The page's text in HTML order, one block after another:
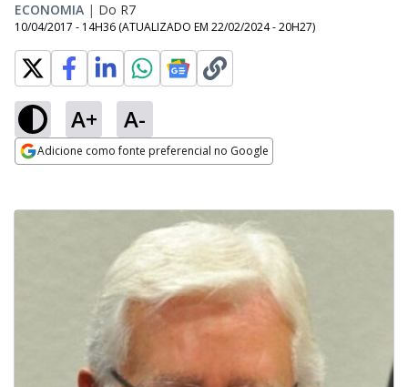
ECONOMIA | Do R7
10/04/2017 - 14H36 (ATUALIZADO EM 22/02/2024 - 20H27)
A+ A-
Adicione como fonte preferencial no Google